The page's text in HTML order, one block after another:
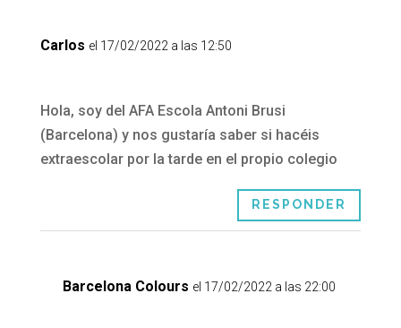
Carlos el 17/02/2022 a las 12:50
Hola, soy del AFA Escola Antoni Brusi
(Barcelona) y nos gustaría saber si hacéis
extraescolar por la tarde en el propio colegio
RESPONDER
Barcelona Colours el 17/02/2022 a las 22:00